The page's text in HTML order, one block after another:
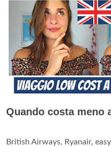
Quando costa meno
British Airways, Ryanair,